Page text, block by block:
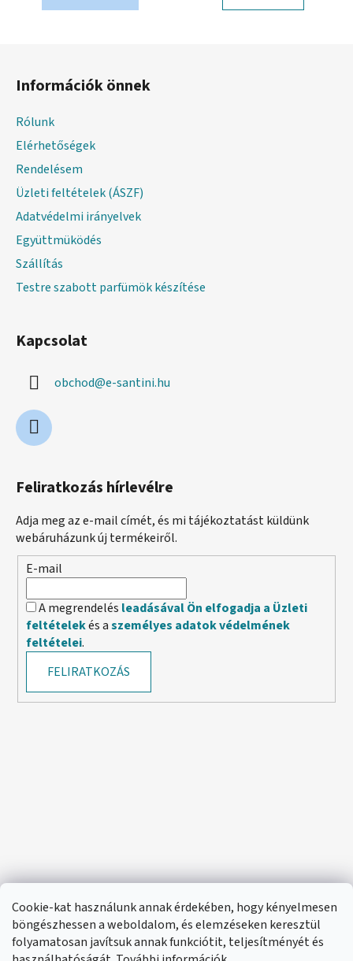
Cookie-kat használunk annak érdekében, hogy kényelmesen
böngészhessen a weboldalom, és elemzéseken keresztül
folyamatosan javítsuk annak funkciótit, teljesítményét és
Információk önnek
Rólunk
Elérhetőségek
Rendelésem
Üzleti feltételek (ÁSZF)
Adatvédelmi irányelvek
Együttmüködés
Szállítás
Testre szabott parfümök készítése
Kapcsolat
obchod@e-santini.hu
Feliratkozás hírlevélre
Adja meg az e-mail címét, és mi tájékoztatást küldünk
webáruházunk új termékeiről.
E-mail
A megrendelés leadásával Ön elfogadja a Üzleti
feltételekés aszemélyes adatok védelmének
feltételei.
FELIRATKOZÁS